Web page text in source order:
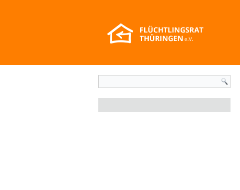
Suchformular